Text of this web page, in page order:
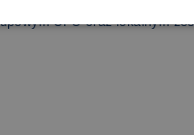
CFO oraz lokalnym